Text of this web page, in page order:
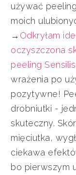
używać
moich
→ Odkryłam
oczyszczona
peeling
wrażenia po
pozytywne!
drobniutki -
skuteczny.
mięciutka,
ciekawa
bo pierwszym